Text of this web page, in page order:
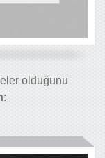
olduğunu
: